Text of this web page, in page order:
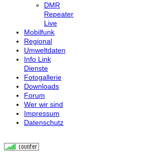
DMR
Repeater
Live
Mobilfunk
Regional
Umweltdaten
Info Link
Dienste
Fotogallerie
Downloads
Forum
Wer wir sind
Impressum
Datenschutz